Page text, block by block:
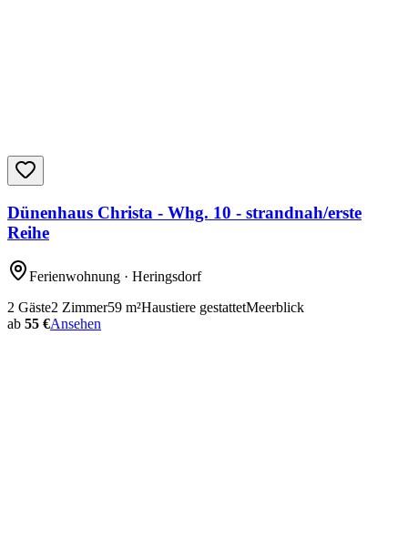
Dünenhaus Christa - Whg. 10 - strandnah/erste
Reihe
Ferienwohnung · Heringsdorf
2 Gäste2 Zimmer59 m²Haustiere gestattetMeerblick
ab 55 €Ansehen